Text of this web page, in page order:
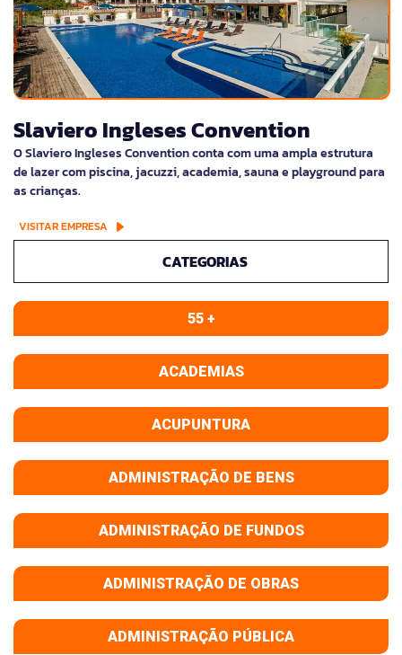
Slaviero Ingleses Convention
O Slaviero Ingleses Convention conta com uma ampla estrutura
de lazer com piscina, jacuzzi, academia, sauna e playground para
as crianças.
VISITAR EMPRESA
CATEGORIAS
55 +
ACADEMIAS
ACUPUNTURA
ADMINISTRAÇÃO DE BENS
ADMINISTRAÇÃO DE FUNDOS
ADMINISTRAÇÃO DE OBRAS
ADMINISTRAÇÃO PÚBLICA